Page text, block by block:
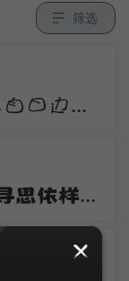
筛选
贵竹路从峰顶入，夜郎人自日边来。莺花夹道惊春老，雉堞连云向晚开。尺素屡题还屡掷，衡阳那有雁飞回。
好梦最难留，吹过仙洲。寻思依样到心头。去也无踪寻也惯，一桁红楼。